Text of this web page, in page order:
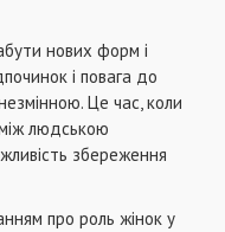
нових форм і
і повага до
Це час, коли
людською
збереження
про роль жінок у